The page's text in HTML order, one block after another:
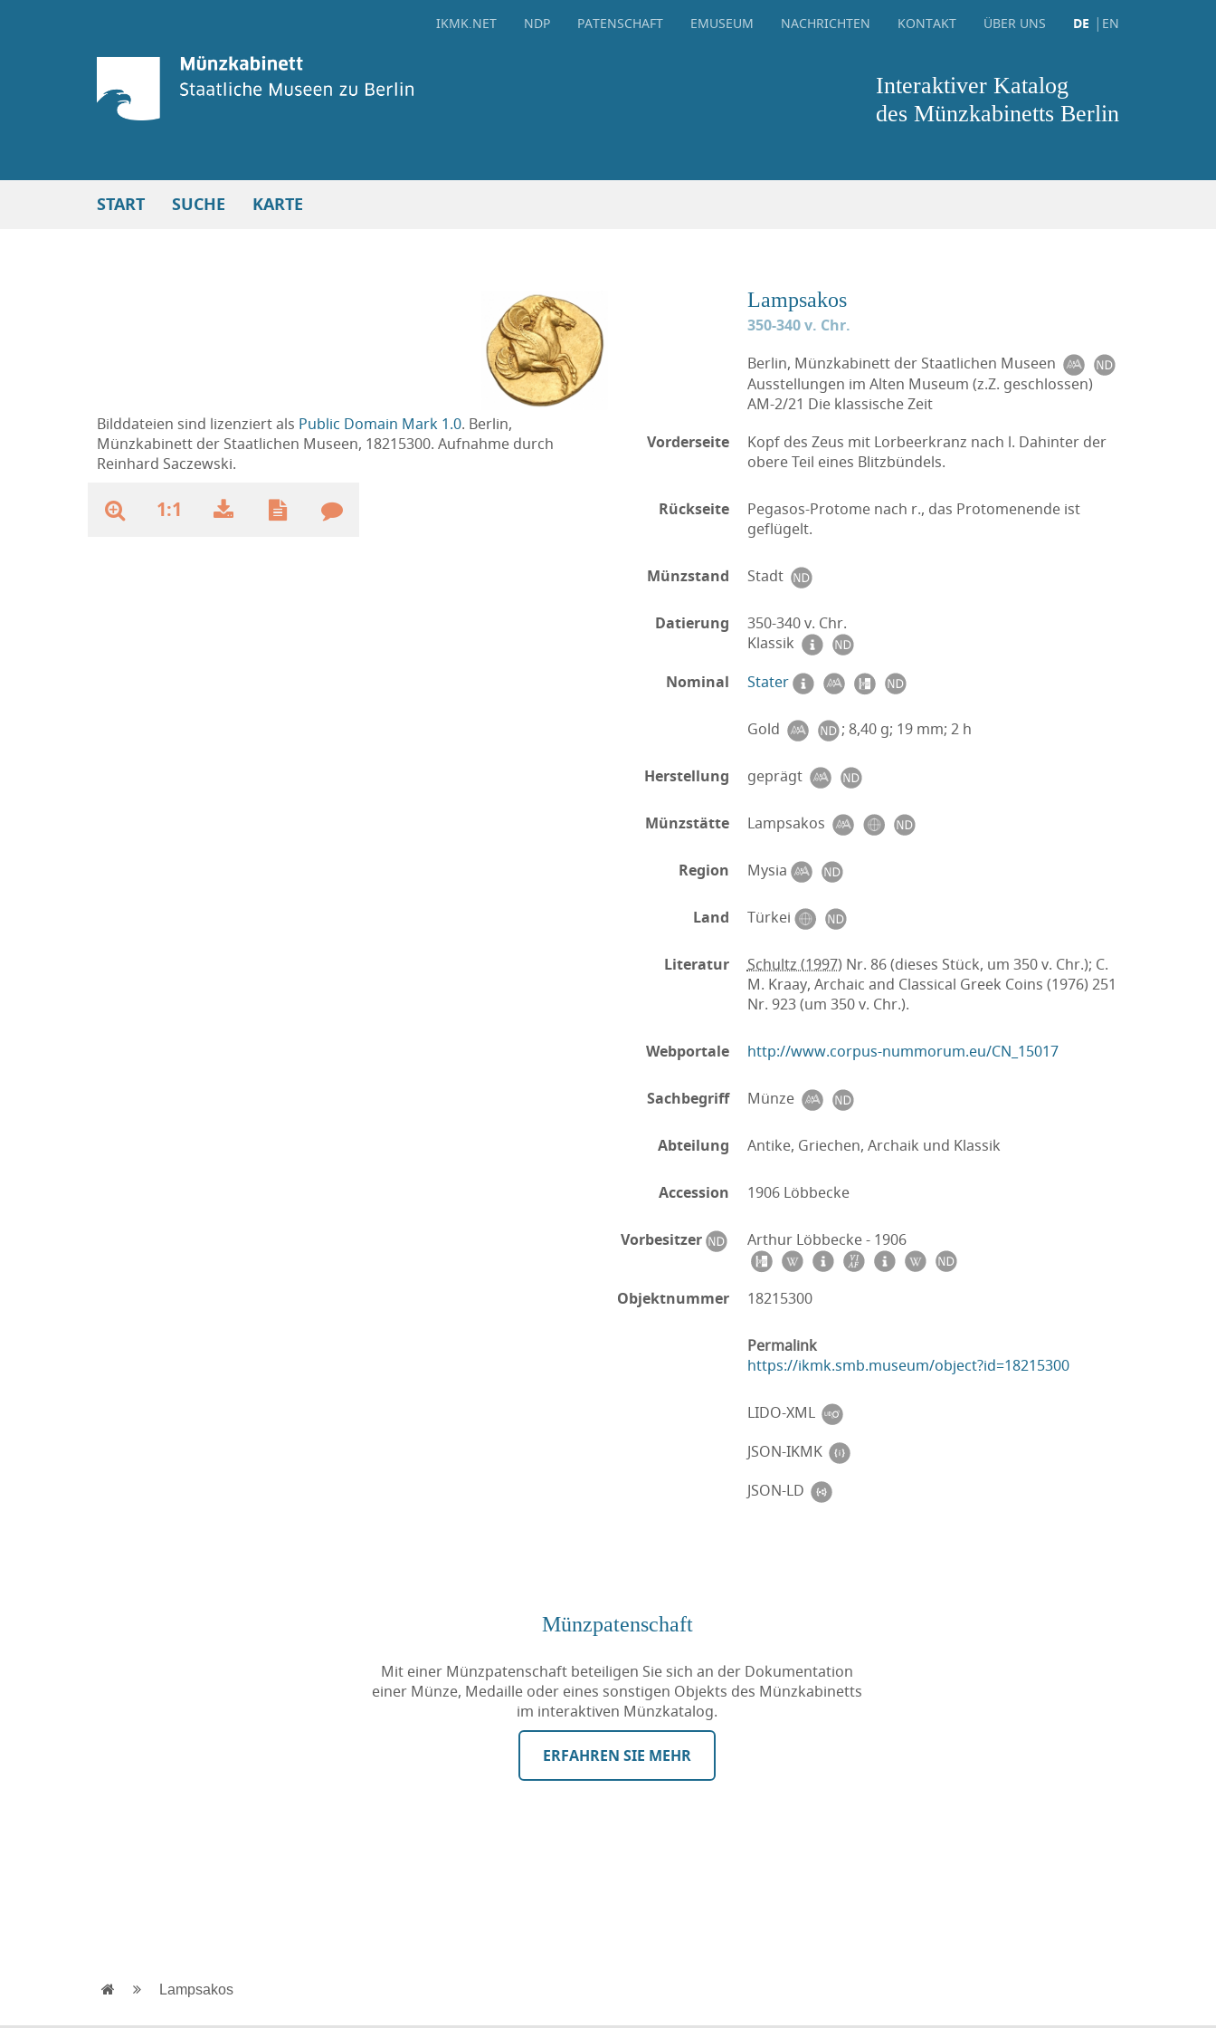
IKMK.NET NDP PATENSCHAFT EMUSEUM NACHRICHTEN KONTAKT ÜBER UNS DE EN
Interaktiver Katalog
des Münzkabinetts Berlin
START SUCHE KARTE
Bilddateien sind lizenziert als Public Domain Mark 1.0. Berlin,
Münzkabinett der Staatlichen Museen, 18215300. Aufnahme durch
Reinhard Saczewski.
1:1
Lampsakos
350-340 v. Chr.
Berlin, Münzkabinett der Staatlichen Museen
Ausstellungen im Alten Museum (z.Z. geschlossen)
AM-2/21 Die klassische Zeit
Vorderseite
Kopf des Zeus mit Lorbeerkranz nach l. Dahinter der
obere Teil eines Blitzbündels.
Rückseite
Pegasos-Protome nach r., das Protomenende ist
geflügelt.
Münzstand Stadt
Datierung
350-340 v. Chr.
Klassik
Nominal
Stater
Gold ; 8,40 g; 19 mm; 2 h
Herstellung geprägt
Münzstätte Lampsakos
Region Mysia
Land Türkei
Literatur Schultz (1997) Nr. 86 (dieses Stück, um 350 v. Chr.); C.
M. Kraay, Archaic and Classical Greek Coins (1976) 251
Nr. 923 (um 350 v. Chr.).
Webportale http://www.corpus-nummorum.eu/CN_15017
Sachbegriff Münze
Abteilung Antike, Griechen, Archaik und Klassik
Accession 1906 Löbbecke
Vorbesitzer Arthur Löbbecke - 1906
Objektnummer 18215300
Permalink
https://ikmk.smb.museum/object?id=18215300
LIDO-XML
JSON-IKMK
JSON-LD
Münzpatenschaft
Mit einer Münzpatenschaft beteiligen Sie sich an der Dokumentation
einer Münze, Medaille oder eines sonstigen Objekts des Münzkabinetts
im interaktiven Münzkatalog.
ERFAHREN SIE MEHR
Lampsakos